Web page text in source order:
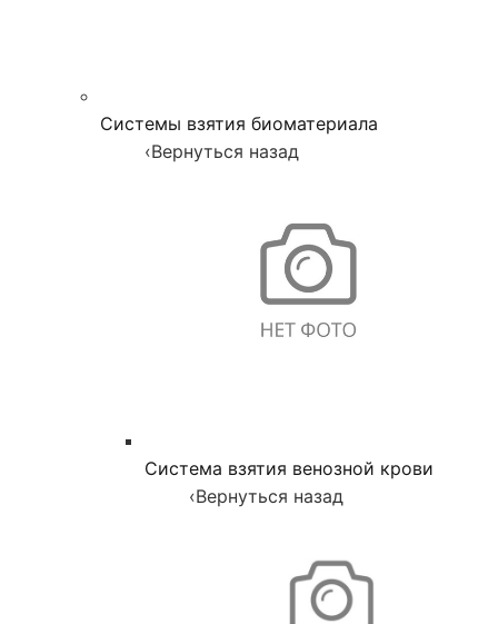
Системы взятия биоматериала
‹Вернуться назад
Система взятия венозной крови
‹Вернуться назад